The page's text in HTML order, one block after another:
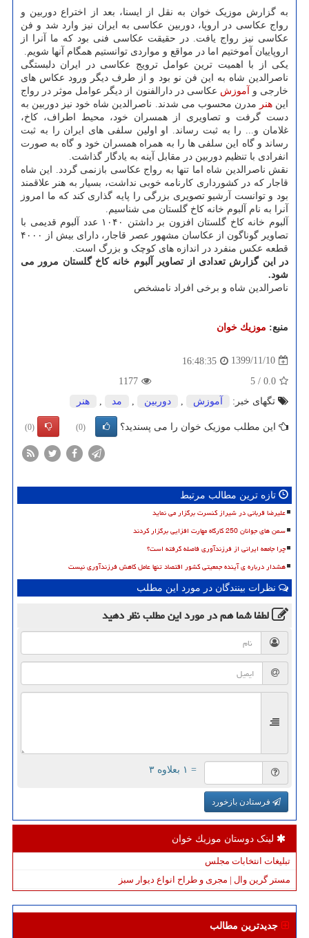
به گزارش موزیک خوان به نقل از ایسنا، بعد از اختراع دوربین و
رواج عکاسی در اروپا، دوربین عکاسی به ایران نیز وارد شد و فن
عکاسی نیز رواج یافت. در حقیقت عکاسی فنی بود که ما آنرا از
اروپاییان آموختیم اما در مواقع و مواردی توانستیم همگام آنها شویم.
یکی از با اهمیت ترین عوامل ترویج عکاسی در ایران دلبستگی
ناصرالدین شاه به این فن نو بود و از طرف دیگر ورود عکاس های
خارجی و
آموزش عکاسی در دارالفنون از دیگر عوامل موثر در رواج
اینهنر مدرن محسوب می شدند. ناصرالدین شاه خود نیز دوربین به
دست گرفت و تصاویری از همسران خود، محیط اطراف، کاخ،
غلامان و... را به ثبت رساند. او اولین سلفی های ایران را به ثبت
رساند و گاه این سلفی ها را به همراه همسران خود و گاه به صورت
انفرادی با تنظیم دوربین در مقابل آینه به یادگار گذاشت.
نقش ناصرالدین شاه اما تنها به رواج عکاسی بازنمی گردد. این شاه
قاجار که در کشورداری کارنامه خوبی نداشت، بسیار به هنر علاقمند
بود و توانست آرشیو تصویری بزرگی را پایه گذاری کند که ما امروز
آنرا به نام آلبوم خانه کاخ گلستان می شناسیم.
آلبوم خانه کاخ گلستان افزون بر داشتن ۱۰۴۰ عدد آلبوم قدیمی با
تصاویر گوناگون از عکاسان مشهور عصر قاجار، دارای بیش از ۴۰۰۰
قطعه عکس منفرد در اندازه های کوچک و بزرگ است.
در این گزارش تعدادی از تصاویر آلبوم خانه کاخ گلستان مرور می
شود.
ناصرالدین شاه و برخی افراد نامشخص
منبع: موزیك خوان
1399/11/10
16:48:35
0.0
/
5
1177
تگهای خبر:
آموزش , دوربین , مد , هنر
این مطلب موزیک خوان را می پسندید؟ (0)
(0)
تازه ترین مطالب مرتبط
علیرضا قربانی در شیراز کنسرت برگزار می نماید
سمن های جوانان 250 کارگاه مهارت افزایی برگزار کردند
چرا جامعه ایرانی از فرزندآوری فاصله گرفته است؟
هشدار درباره ی آینده جمعیتی کشور اقتصاد تنها عامل کاهش فرزندآوری نیست
نظرات بینندگان در مورد این مطلب
لطفا شما همدر مورد این مطلبنظر دهید
= ۱ بعلاوه ۳
فرستادن بازخورد
لینک دوستان موزیك خوان
تبلیغات انتخابات مجلس
مستر گرین وال | مجری و طراح انواع دیوار سبز
جدیدترین مطالب